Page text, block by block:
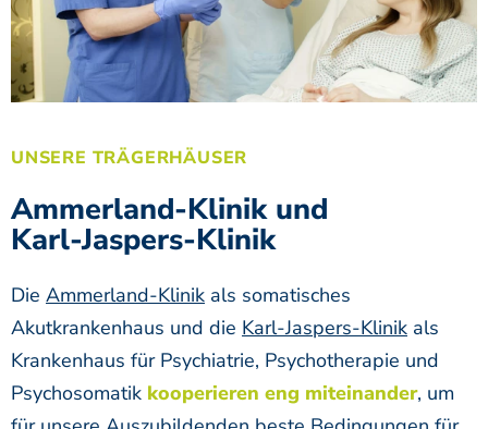
UNSERE TRÄGERHÄUSER
Ammerland-Klinik und
Karl-Jaspers-Klinik
Die Ammerland-Klinik als somatisches
Akutkrankenhaus und die Karl-Jaspers-Klinik als
Krankenhaus für Psychiatrie, Psychotherapie und
Psychosomatik kooperieren eng miteinander, um